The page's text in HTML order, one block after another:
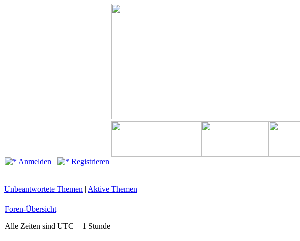
Anmelden Registrieren
Unbeantwortete Themen | Aktive Themen
Foren-Übersicht
Alle Zeiten sind UTC + 1 Stunde